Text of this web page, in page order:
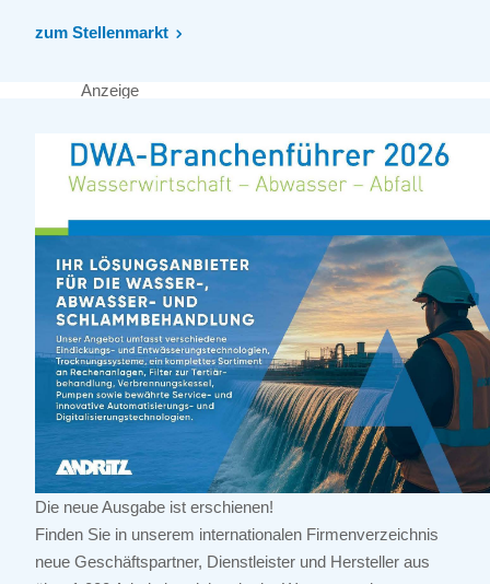
zum Stellenmarkt
Anzeige
Die neue Ausgabe ist erschienen!
Finden Sie in unserem internationalen Firmenverzeichnis
neue Geschäftspartner, Dienstleister und Hersteller aus